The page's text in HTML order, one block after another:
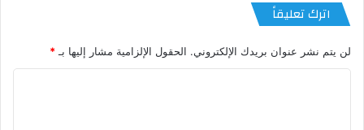
اترك تعليقاً
لن يتم نشر عنوان بريدك الإلكتروني. الحقول الإلزامية مشار إليها بـ *